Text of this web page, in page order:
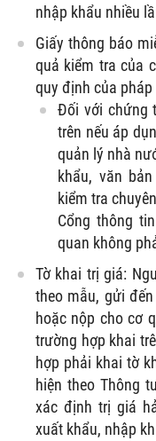
nhập khẩu nhiều
Giấy thông báo
quả kiểm tra của
quy định của
Đối với chứng
trên nếu áp
quản lý nhà
khẩu, văn
kiểm tra
Cổng thông
quan không
Tờ khai trị giá:
theo mẫu, gửi
hoặc nộp cho cơ
trường hợp khai
hợp phải khai tờ
hiện theo Thông
xác định trị giá
xuất khẩu, nhập